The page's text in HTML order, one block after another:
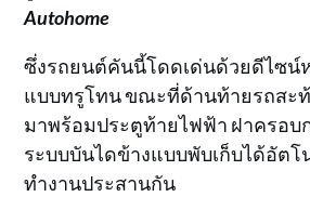
Autohome
ซึ่งรถยนต์คันนี้โดดเด่นด้วยดีไซน์
แบบทรูโทน ขณะที่ด้านท้ายรถสะ
มาพร้อมประตูท้ายไฟฟ้า ฝาครอบ
ระบบบันไดข้างแบบพับเก็บได้อัต
ทำงานประสานกัน